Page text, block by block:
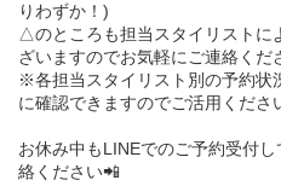
りわずか！)
△のところも担当スタイリストに
ざいますのでお気軽にご連絡くだ
※各担当スタイリスト別の予約状
に確認できますのでご活用くださ
お休み中もLINEでのご予約受付
絡ください📲